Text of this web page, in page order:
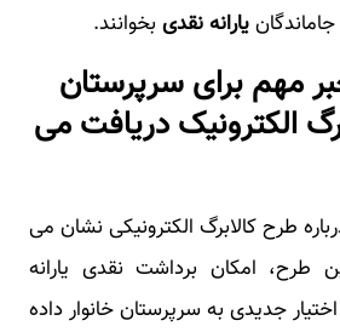
یارانه نقدی بخوانند.
مهم برای سرپرستان
الکترونیک دریافت می
طرح کالابرگ الکترونیکی نشان می
طرح، امکان برداشت نقدی یارانه
جدیدی به سرپرستان خانوار داده